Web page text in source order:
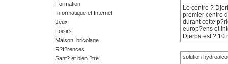
Formation
Informatique et Internet
Jeux
Loisirs
Maison, bricolage
R?f?rences
Sant? et bien ?tre
Le centre ?
premier centre
durant cette
europ?ens et
Djerba est ? 10
solution